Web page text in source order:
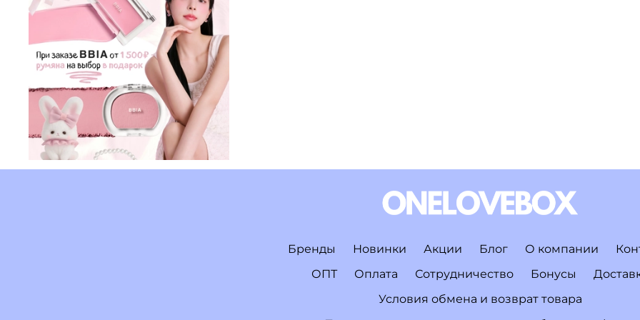
Бренды Новинки Акции Блог О компании
ОПТ
Оплата Сотрудничество Бонусы
Условия обмена и возврат товара